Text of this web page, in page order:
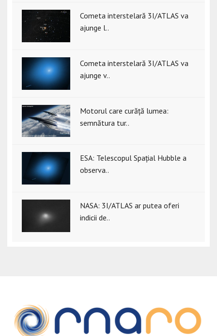
Cometa interstelară 3I/ATLAS va
ajunge l..
Cometa interstelară 3I/ATLAS va
ajunge v..
Motorul care curăță lumea:
semnătura tur..
ESA: Telescopul Spațial Hubble a
observa..
NASA: 3I/ATLAS ar putea oferi
indicii de..